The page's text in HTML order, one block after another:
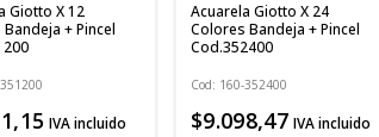
Giotto X 12
+ Pincel
IVA incluido
Acuarela Giotto X 24
Colores Bandeja + Pincel
Cod.352400
Cod: 160-352400
$9.098,47 IVA incluido